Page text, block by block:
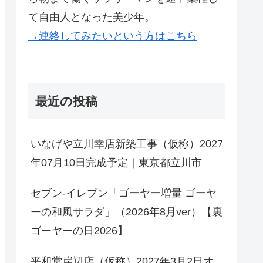
て自由人となった美少年。
→連絡してみたいという方はこちら
最近の投稿
いなげや立川幸店新築工事（仮称）2027
年07月10日完成予定｜東京都立川市
セブン-イレブン「ゴーヤー増量 ゴーヤ
ーの和風サラダ」（2026年8月ver）【裏
ゴーヤーの日2026】